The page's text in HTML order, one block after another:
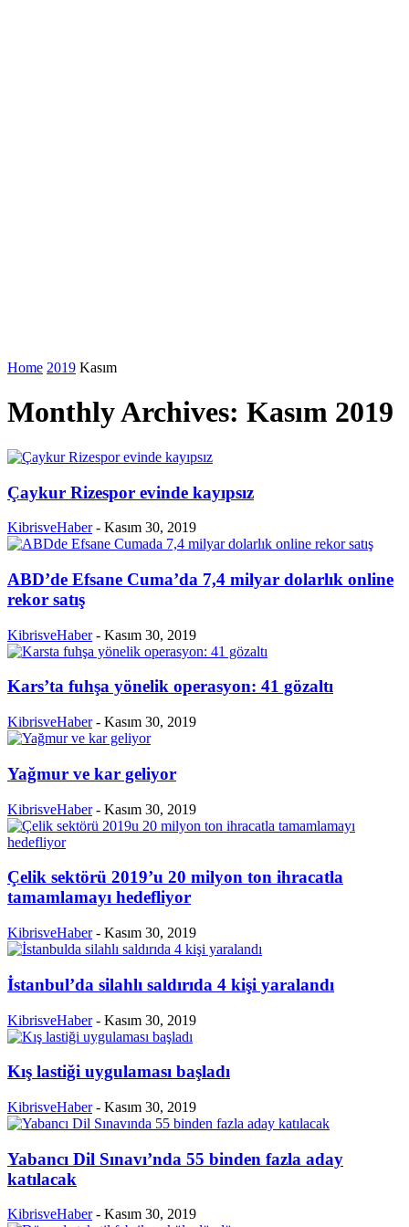
Home 2019 Kasım
Monthly Archives: Kasım 2019
Çaykur Rizespor evinde kayıpsız
KibrisveHaber - Kasım 30, 2019
ABD’de Efsane Cuma’da 7,4 milyar dolarlık online
rekor satış
KibrisveHaber - Kasım 30, 2019
Kars’ta fuhşa yönelik operasyon: 41 gözaltı
KibrisveHaber - Kasım 30, 2019
Yağmur ve kar geliyor
KibrisveHaber - Kasım 30, 2019
Çelik sektörü 2019’u 20 milyon ton ihracatla
tamamlamayı hedefliyor
KibrisveHaber - Kasım 30, 2019
İstanbul’da silahlı saldırıda 4 kişi yaralandı
KibrisveHaber - Kasım 30, 2019
Kış lastiği uygulaması başladı
KibrisveHaber - Kasım 30, 2019
Yabancı Dil Sınavı’nda 55 binden fazla aday
katılacak
KibrisveHaber - Kasım 30, 2019